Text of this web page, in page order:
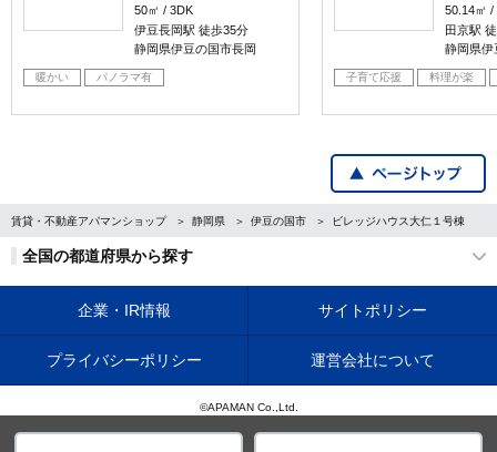
50㎡
3DK
伊豆長岡駅 徒歩35分
静岡県伊豆の国市長岡
暖かい パノラマ有
50.14㎡
田京駅
静岡県伊
子育て応援 料理が楽
賃貸・不動産アパマンショップ 静岡県 伊豆の国市 ビレッジハウス大仁１号棟
全国の都道府県から探す
企業・IR情報 サイトポリシー
プライバシーポリシー 運営会社について
©APAMAN Co.,Ltd.